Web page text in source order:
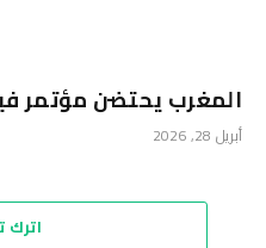
المغرب يحتضن مؤتمر فيفا
أبريل 28, 2026
اترك